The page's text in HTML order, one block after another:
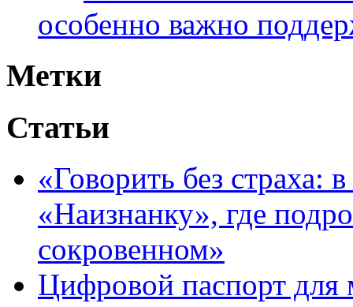
особенно важно
Метки
Статьи
«Говорить без страха:
«Наизнанку», где
сокровенном»
Цифровой паспорт для